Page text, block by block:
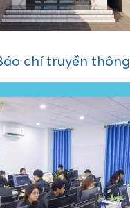
chí truyền thông